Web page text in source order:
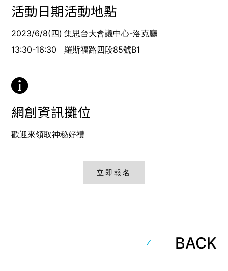
活動日期
2023/6/8(四)
13:30-16:30
活動地點
集思台大會議中心-洛克廳
羅斯福路四段85號B1
網創資訊攤位
歡迎來領取神秘好禮
立即報名
BACK